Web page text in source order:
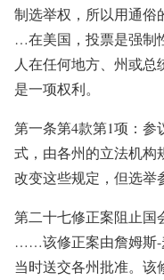
制选举权，所以用通俗
…在美国，投票是强制
人在任何地方、州或
是一项权利。
第一条第4款第1项：
式，由各州的立法机构
改变这些规定，但选举
第二十七修正案阻止国
……该修正案由詹姆斯-
当时送交各州批准。该